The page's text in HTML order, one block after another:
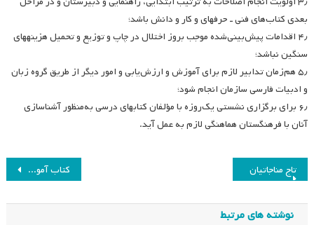
بعدی کتاب‌های فنی ـ حرفه­ای و کار و دانش باشد؛
۴٫ اقدامات پیش‌بینی‌شده موجب بروز اختلال در چاپ و توزیع و تحمیل هزینه­های
سنگین نباشد؛
۵٫ هم‌زمان تدابیر لازم برای آموزش و ارزش‌یابی و امور دیگر از طریق گروه زبان
و ادبیات فارسی سازمان انجام شود؛
۶٫ برای برگزاری نشستی یک‌روزه با مؤلفان کتابهای درسی به‌منظور آشناسازی
آنان با فرهنگستان هماهنگی لازم به عمل آید.
راهبری
نوشته
کتاب آموزشی برتر رشد سال ۱۳۹۰ تاج مناجاتیان
نوشته های مرتبط